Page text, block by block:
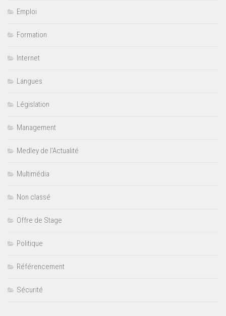
Emploi
Formation
Internet
Langues
Législation
Management
Medley de l'Actualité
Multimédia
Non classé
Offre de Stage
Politique
Référencement
Sécurité